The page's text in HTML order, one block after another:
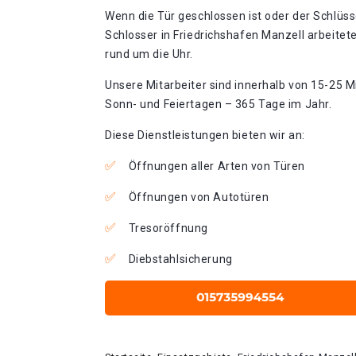
Wenn die Tür geschlossen ist oder der
Schlosser in Friedrichshafen Manzell
rund um die Uhr.
Unsere Mitarbeiter sind innerhalb von 15-25
Sonn- und Feiertagen – 365 Tage im Jahr.
Diese Dienstleistungen bieten wir an:
Öffnungen aller Arten von Türen
Öffnungen von Autotüren
Tresoröffnung
Diebstahlsicherung